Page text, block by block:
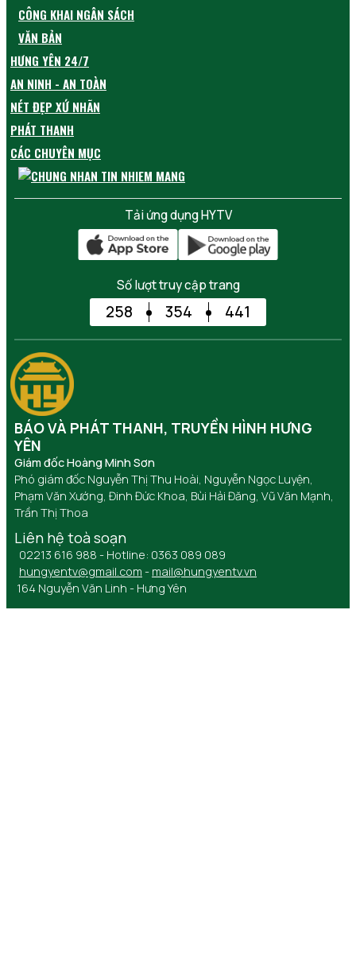
CÔNG KHAI NGÂN SÁCH
VĂN BẢN
HƯNG YÊN 24/7
AN NINH - AN TOÀN
NÉT ĐẸP XỨ NHÃN
PHÁT THANH
CÁC CHUYÊN MỤC
Tải ứng dụng HYTV
Số lượt truy cập trang
258 354 441
BÁO VÀ PHÁT THANH, TRUYỀN HÌNH HƯNG
YÊN
Giám đốc Hoàng Minh Sơn
Phó giám đốc Nguyễn Thị Thu Hoài, Nguyễn Ngọc Luyện,
Phạm Văn Xướng, Đinh Đức Khoa, Bùi Hải Đăng, Vũ Văn Mạnh,
Trần Thị Thoa
Liên hệ toà soạn
02213 616 988 - Hotline: 0363 089 089
hungyentv@gmail.com - mail@hungyentv.vn
164 Nguyễn Văn Linh - Hưng Yên